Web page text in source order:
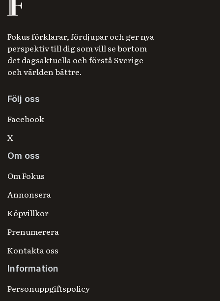
Fokus förklarar, fördjupar och ger nya
perspektiv till dig som vill se bortom
det dagsaktuella och förstå Sverige
och världen bättre.
Följ oss
Facebook
X
Om oss
Om Fokus
Annonsera
Köpvillkor
Prenumerera
Kontakta oss
Information
Personuppgiftspolicy